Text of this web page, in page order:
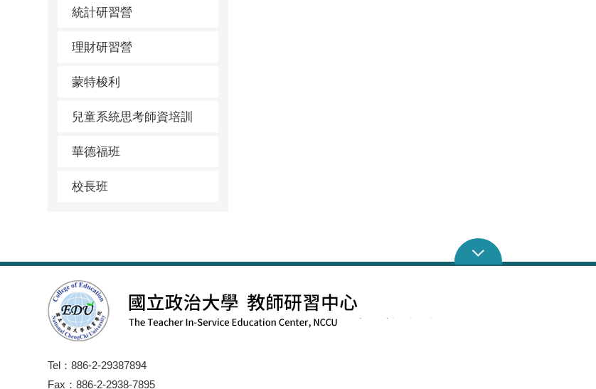
統計研習營
理財研習營
蒙特梭利
兒童系統思考師資培訓
華德福班
校長班
Tel：886-2-29387894
Fax：886-2-2938-7895